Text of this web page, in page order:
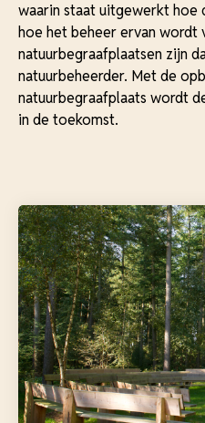
waarin staat uitgewerkt hoe
hoe het beheer ervan wordt
natuurbegraafplaatsen zijn
natuurbeheerder. Met de
natuurbegraafplaats wordt
in de toekomst.